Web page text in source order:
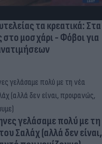
τα κρεατικά: Στα
στο μοσχάρι - Φόβοι για
γελάσαμε πολύ με τη
Σαλάχ (αλλά δεν είναι,